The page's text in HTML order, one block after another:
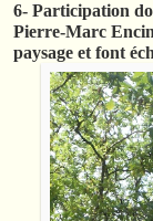
6- Participation
Pierre-Marc
paysage et font